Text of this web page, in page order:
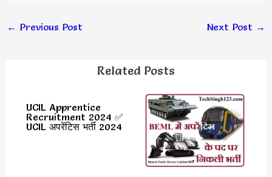
← Previous Post Next Post →
Related Posts
UCIL Apprentice
Recruitment 2024 ✅
UCIL अपरेंटिस भर्ती 2024